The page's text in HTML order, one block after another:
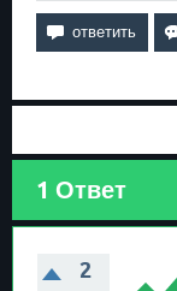
1 Ответ
2